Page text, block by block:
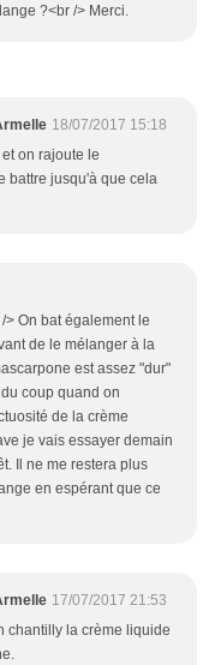
?<br /> Merci.
18/07/2017 15:18
on rajoute le
battre jusqu'à que cela
> On bat également le
de le mélanger à la
est assez "dur"
coup quand on
de la crème
je vais essayer demain
Il ne me restera plus
en espérant que ce
17/07/2017 21:53
chantilly la crème liquide